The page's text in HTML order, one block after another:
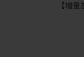
【增